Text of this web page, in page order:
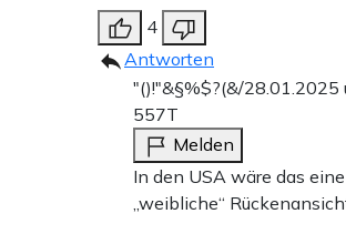
4
Antworten
"()!"&§%$?(&/28.01.2025
557T
Melden
In den USA wäre das
„weibliche“